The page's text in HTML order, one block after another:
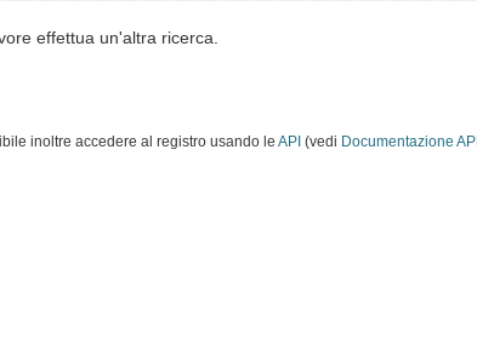
effettua un'altra ricerca.
inoltre accedere al registro usando le API (vedi Documentazione API